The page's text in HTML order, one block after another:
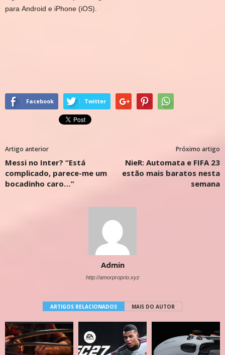
para Android e iPhone (iOS).
Facebook Twitter
Artigo anterior
Messi no Inter? “Está
complicado, parece-me um
bocadinho caro…”
Próximo artigo
NieR: Automata e FIFA 23
estão mais baratos nesta
semana
Admin
http://amorproprio.xyz
ARTIGOS RELACIONADOS MAIS DO AUTOR